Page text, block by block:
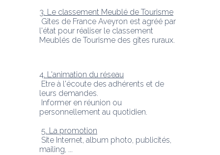
3. Le classement Meublé de Tourisme
l'état pour réaliser le classement
Meublés de Tourisme des gîtes ruraux.
4. L'animation du réseau
leurs demandes.
personnellement au quotidien.
5. La promotion
mailing, ...